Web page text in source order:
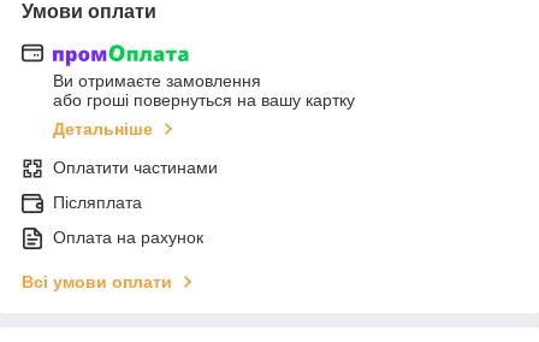
Умови оплати
Ви отримаєте замовлення
або гроші повернуться на вашу картку
Детальніше
Оплатити частинами
Післяплата
Оплата на рахунок
Всі умови оплати